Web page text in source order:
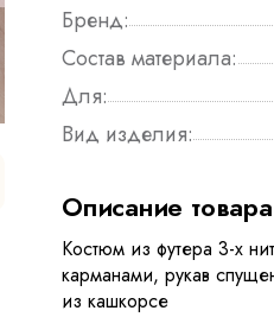
Бренд:
Состав материала:
Для:
Вид изделия:
Описание товара
Костюм из футера 3-х
карманами, рукав
из кашкорсе